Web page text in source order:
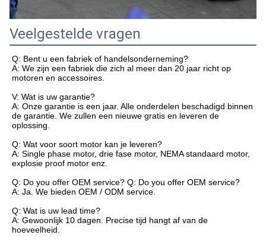
Veelgestelde vragen
Q: Bent u een fabriek of handelsonderneming?
A: We zijn een fabriek die zich al meer dan 20 jaar richt op
motoren en accessoires.
V: Wat is uw garantie?
A: Onze garantie is een jaar. Alle onderdelen beschadigd binnen
de garantie. We zullen een nieuwe gratis en leveren de
oplossing.
Q: Wat voor soort motor kan je leveren?
A: Single phase motor, drie fase motor, NEMA standaard motor,
explosie proof motor enz.
Q: Do you offer OEM service? Q: Do you offer OEM service?
A: Ja. We bieden OEM / ODM service.
Q: Wat is uw lead time?
A: Gewoonlijk 10 dagen. Precise tijd hangt af van de
hoeveelheid.